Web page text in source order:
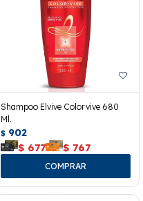
Shampoo Elvive Colorvive 680
Ml.
$ 902
$ 677 $ 767